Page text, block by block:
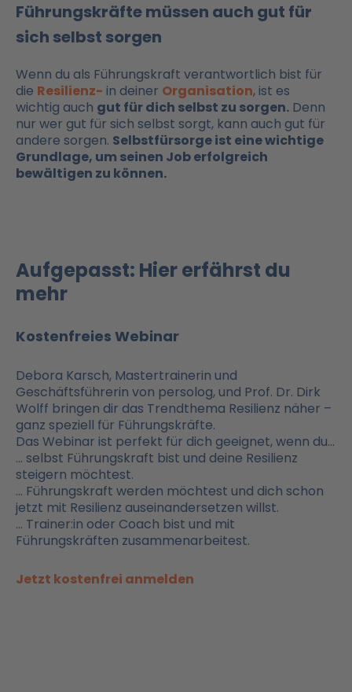
Führungskräfte müssen auch gut für
sich selbst sorgen
Wenn du als Führungskraft verantwortlich bist für
die Resilienz- in deiner Organisation, ist es
wichtig auch gut für dich selbst zu sorgen. Denn
nur wer gut für sich selbst sorgt, kann auch gut für
andere sorgen. Selbstfürsorge ist eine wichtige
Grundlage, um seinen Job erfolgreich
bewältigen zu können.
Aufgepasst: Hier erfährst du
mehr
Kostenfreies Webinar
Debora Karsch, Mastertrainerin und
Geschäftsführerin von persolog, und Prof. Dr. Dirk
Wolff bringen dir das Trendthema Resilienz näher –
ganz speziell für Führungskräfte.
Das Webinar ist perfekt für dich geeignet, wenn du…
… selbst Führungskraft bist und deine Resilienz
steigern möchtest.
… Führungskraft werden möchtest und dich schon
jetzt mit Resilienz auseinandersetzen willst.
… Trainer:in oder Coach bist und mit
Führungskräften zusammenarbeitest.
Jetzt kostenfrei anmelden